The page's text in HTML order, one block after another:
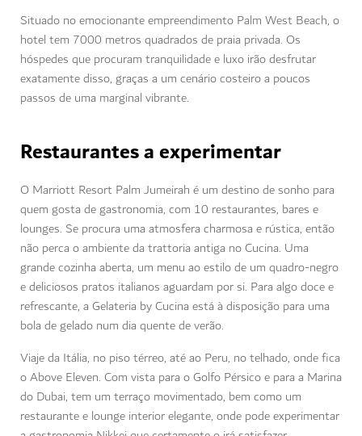
Situado no emocionante empreendimento Palm West Beach, o
hotel tem 7000 metros quadrados de praia privada. Os
hóspedes que procuram tranquilidade e luxo irão desfrutar
exatamente disso, graças a um cenário costeiro a poucos
passos de uma marginal vibrante.
Restaurantes a experimentar
O Marriott Resort Palm Jumeirah é um destino de sonho para
quem gosta de gastronomia, com 10 restaurantes, bares e
lounges. Se procura uma atmosfera charmosa e rústica, então
não perca o ambiente da trattoria antiga no Cucina. Uma
grande cozinha aberta, um menu ao estilo de um quadro-negro
e deliciosos pratos italianos aguardam por si. Para algo doce e
refrescante, a Gelateria by Cucina está à disposição para uma
bola de gelado num dia quente de verão.
Viaje da Itália, no piso térreo, até ao Peru, no telhado, onde fica
o Above Eleven. Com vista para o Golfo Pérsico e para a Marina
do Dubai, tem um terraço movimentado, bem como um
restaurante e lounge interior elegante, onde pode experimentar